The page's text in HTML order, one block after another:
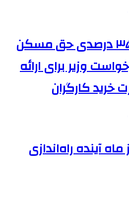
پیشنهاد افزایش ۳۵ درصدی حق مسکن
وزیر برای ارائه
خرید کارگران
آینده راه‌اندازی